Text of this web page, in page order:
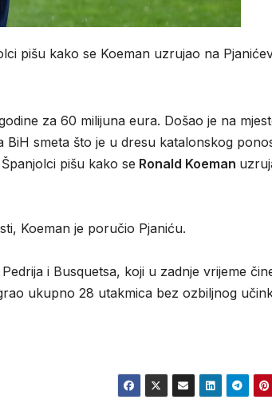
pišu kako se Koeman uzrujao na
za 60 milijuna eura. Došao je na
smeta što je u dresu katalonskog
pišu kako se Ronald Koeman
Koeman je poručio Pjaniću.
i Busquetsa, koji u zadnje vrijeme
ukupno 28 utakmica bez ozbiljnog